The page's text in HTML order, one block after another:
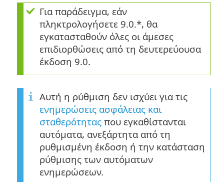
Για παράδειγμα, εάν
πληκτρολογήσετε 9.0.*, θα
εγκατασταθούν όλες οι άμεσες
επιδιορθώσεις από τη δευτερεύουσα
έκδοση 9.0.
Αυτή η ρύθμιση δεν ισχύει για τις
ενημερώσεις ασφάλειας και
σταθερότητας που εγκαθίστανται
αυτόματα, ανεξάρτητα από τη
ρυθμισμένη έκδοση ή την κατάσταση
ρύθμισης των αυτόματων
ενημερώσεων.